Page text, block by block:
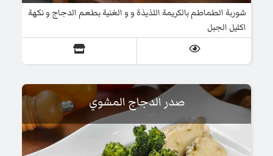
شوربة الطماطم بالكريمة اللذيذة و و الغنية بطعم الدجاج و نكهة
اكليل الجبل
صدر الدجاج المشوي